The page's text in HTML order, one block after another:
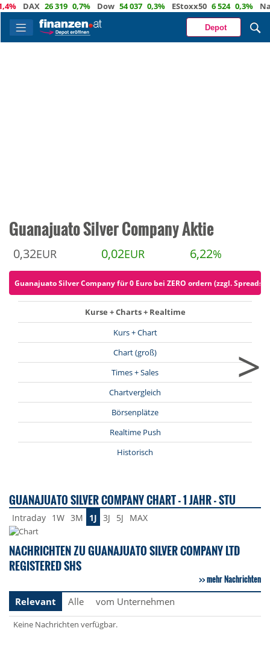
DAX 26 319 0,7% Dow 54 037 0,3% EStoxx50 6 524 0,3% Nasdaq
Depot
Guanajuato Silver Company Aktie
0,32EUR 0,02EUR 6,22%
Guanajuato Silver Company für 0 Euro bei ZERO ordern (zzgl. Spreads)
Kurse + Charts + Realtime
Kurs + Chart
Chart (groß)
Times + Sales
Chartvergleich
Börsenplätze
Realtime Push
Historisch
>
GUANAJUATO SILVER COMPANY CHART - 1 JAHR - STU
Intraday 1W 3M 1J 3J 5J MAX
NACHRICHTEN ZU GUANAJUATO SILVER COMPANY LTD
REGISTERED SHS
mehr Nachrichten
Relevant
Alle vom Unternehmen
Keine Nachrichten verfügbar.